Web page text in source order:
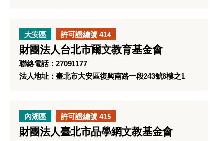
大安區 許可證編號 414
財團法人台北市爾文教育基金會
聯絡電話：27091177
法人地址：臺北市大安區復興南路一段243號6樓之1
內湖區 許可證編號 415
財團法人臺北市品學網文教基金會